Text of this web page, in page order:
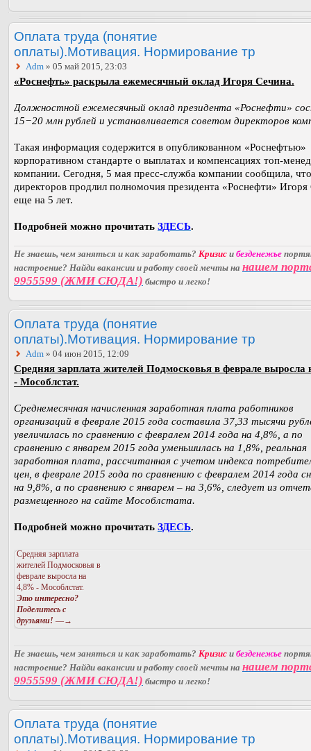
Оплата труда (понятие
оплаты).Мотивация. Нормирование тр
Adm » 05 май 2015, 23:03
«Роснефть» раскрыла ежемесячный оклад Игоря Сечина.
Должностной ежемесячный оклад президента «Роснефти»
15−20 млн рублей и устанавливается советом директоров
Такая информация содержится в опубликованном «Роснефтью»
корпоративном стандарте о выплатах и компенсациях топ-
компании. Сегодня, 5 мая пресс-служба компании сообщила,
директоров продлил полномочия президента «Роснефти» Игоря
еще на 5 лет.
Подробней можно прочитать ЗДЕСЬ.
Не знаешь, чем заняться и как заработать? Кризис и безденежье
настроение? Найди вакансии и работу своей мечты на нашем
9955599 (ЖМИ СЮДА!) быстро и легко!
Оплата труда (понятие
оплаты).Мотивация. Нормирование тр
Adm » 04 июн 2015, 12:09
Средняя зарплата жителей Подмосковья в феврале выросла
- Мособлстат.
Среднемесячная начисленная заработная плата работников
организаций в феврале 2015 года составила 37,33 тысячи
увеличилась по сравнению с февралем 2014 года на 4,8%, а по
сравнению с январем 2015 года уменьшилась на 1,8%, реальная
заработная плата, рассчитанная с учетом индекса
цен, в феврале 2015 года по сравнению с февралем 2014 года
на 9,8%, а по сравнению с январем – на 3,6%, следует из
размещенного на сайте Мособлстата.
Подробней можно прочитать ЗДЕСЬ.
Средняя зарплата
жителей Подмосковья в
феврале выросла на
4,8% - Мособлстат.
Это интересно?
Поделитесь с
друзьями! —→
Не знаешь, чем заняться и как заработать? Кризис и безденежье
настроение? Найди вакансии и работу своей мечты на нашем
9955599 (ЖМИ СЮДА!) быстро и легко!
Оплата труда (понятие
оплаты).Мотивация. Нормирование тр